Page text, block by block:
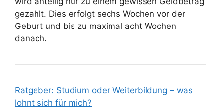
gezahlt. Dies erfolgt sechs Wochen vor der
Geburt und bis zu maximal acht Wochen
danach.
Ratgeber: Studium oder Weiterbildung – was
lohnt sich für mich?